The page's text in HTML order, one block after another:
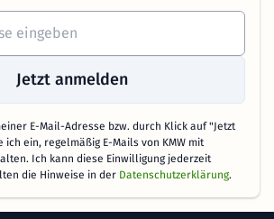
Jetzt anmelden
E-Mail-Adresse bzw. durch Klick auf "Jetzt
ein, regelmäßig E-Mails von KMW mit
Ich kann diese Einwilligung jederzeit
die Hinweise in der Datenschutzerklärung.